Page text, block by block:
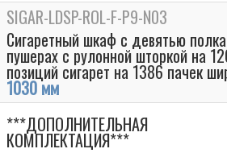
SIGAR-LDSP-ROL-F-P9-N03
Сигаретный шкаф с девятью
пушерах с рулонной шторкой на
позиций сигарет на 1386 пачек
1030 мм
***ДОПОЛНИТЕЛЬНАЯ
КОМПЛЕКТАЦИЯ***